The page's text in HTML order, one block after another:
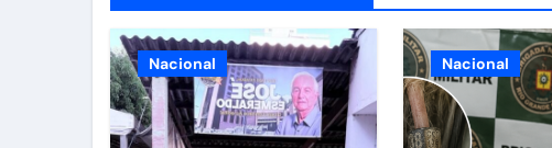
Nacional Nacional